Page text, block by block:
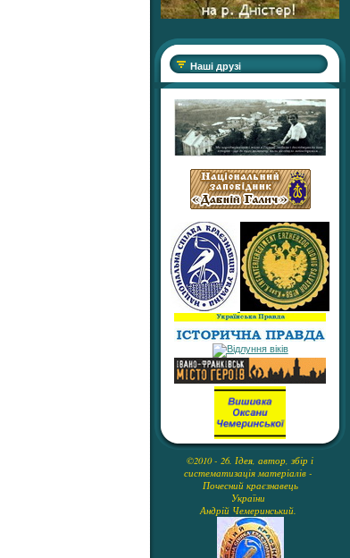
Наші друзі
©2010 - 26. Ідея, автор, збір і
систематизація матеріалів -
Почесний краєзнавець
України
Андрій Чемеринський.